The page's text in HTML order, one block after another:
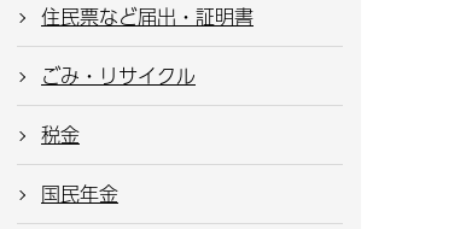
住民票など届出・証明書
ごみ・リサイクル
税金
国民年金